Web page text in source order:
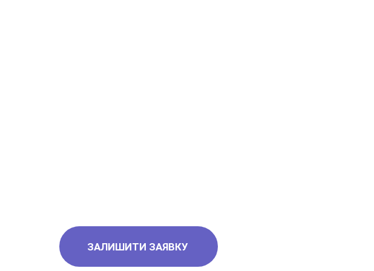
ЗАЛИШИТИ ЗАЯВКУ